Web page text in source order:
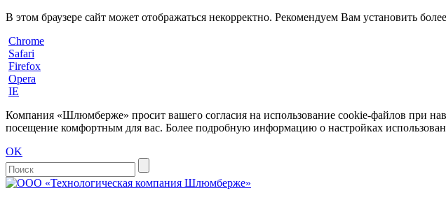
В этом браузере сайт может отображаться некорректно. Рекомендуем Вам установить
Chrome
Safari
Firefox
Opera
IE
Компания «Шлюмберже» просит вашего согласия на использование cookie-файлов при
посещение комфортным для вас. Более подробную информацию о настройках
OK